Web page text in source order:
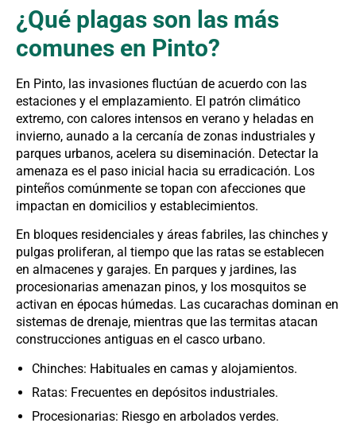
¿Qué plagas son las más
comunes en Pinto?
En Pinto, las invasiones fluctúan de acuerdo con las
estaciones y el emplazamiento. El patrón climático
extremo, con calores intensos en verano y heladas en
invierno, aunado a la cercanía de zonas industriales y
parques urbanos, acelera su diseminación. Detectar la
amenaza es el paso inicial hacia su erradicación. Los
pinteños comúnmente se topan con afecciones que
impactan en domicilios y establecimientos.
En bloques residenciales y áreas fabriles, las chinches y
pulgas proliferan, al tiempo que las ratas se establecen
en almacenes y garajes. En parques y jardines, las
procesionarias amenazan pinos, y los mosquitos se
activan en épocas húmedas. Las cucarachas dominan en
sistemas de drenaje, mientras que las termitas atacan
construcciones antiguas en el casco urbano.
Chinches: Habituales en camas y alojamientos.
Ratas: Frecuentes en depósitos industriales.
Procesionarias: Riesgo en arbolados verdes.